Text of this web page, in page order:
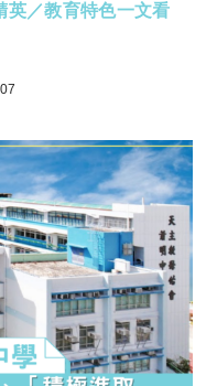
英／教育特色一文看